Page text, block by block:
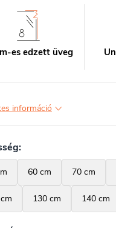
es edzett üveg
információ